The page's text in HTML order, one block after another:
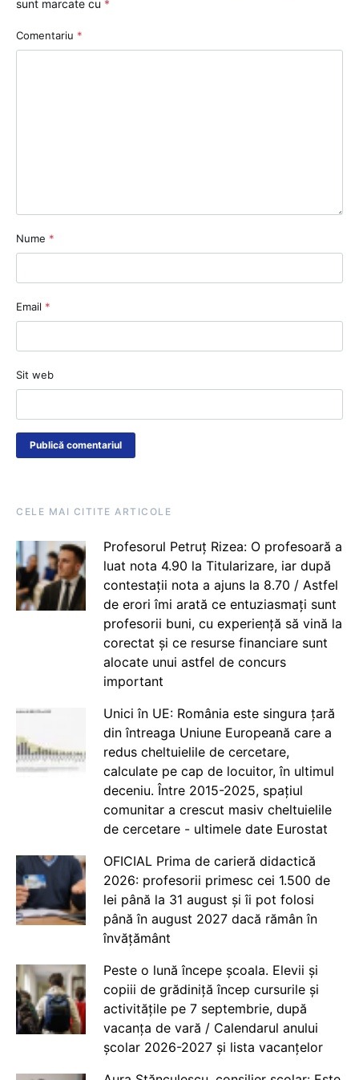
sunt marcate cu *
Comentariu *
Nume *
Email *
Sit web
CELE MAI CITITE ARTICOLE
Profesorul Petruț Rizea: O profesoară a
luat nota 4.90 la Titularizare, iar după
contestații nota a ajuns la 8.70 / Astfel
de erori îmi arată ce entuziasmați sunt
profesorii buni, cu experiență să vină la
corectat și ce resurse financiare sunt
alocate unui astfel de concurs
important
Unici în UE: România este singura țară
din întreaga Uniune Europeană care a
redus cheltuielile de cercetare,
calculate pe cap de locuitor, în ultimul
deceniu. Între 2015-2025, spațiul
comunitar a crescut masiv cheltuielile
de cercetare - ultimele date Eurostat
OFICIAL Prima de carieră didactică
2026: profesorii primesc cei 1.500 de
lei până la 31 august și îi pot folosi
până în august 2027 dacă rămân în
învățământ
Peste o lună începe școala. Elevii și
copiii de grădiniță încep cursurile și
activitățile pe 7 septembrie, după
vacanța de vară / Calendarul anului
școlar 2026-2027 și lista vacanțelor